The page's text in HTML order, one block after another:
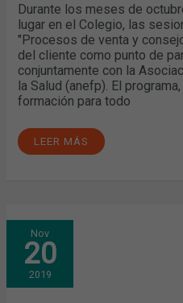
Durante los meses de
lugar en el Colegio, las
"Procesos de venta y
del cliente como punto de
conjuntamente con la
la Salud (anefp). El
formación para todo
LEER MÁS
Nov
20
2019
OCTUBRE:
CAMPAÑA
DEL
COFB
SOBRE
LA
IMPORTANCIA